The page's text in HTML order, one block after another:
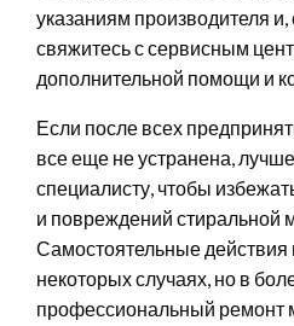
указаниям производителя
свяжитесь с сервисным
дополнительной помощи и
Если после всех
все еще не устранена,
специалисту, чтобы
и повреждений стиральной
Самостоятельные действия
некоторых случаях, но в
профессиональный ремонт